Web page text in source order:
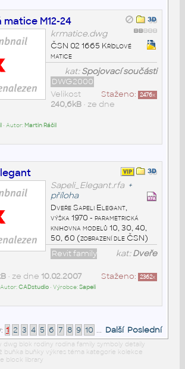
matice M12-24
krmatice.dwg
ČSN 02 1665 Křídlové
matice
kat:Spojovací součásti
DWG2000
Staženo: 2476x
Velikost
240,6kB• ze dne
• Autor: Martin Ráčil
Sapeli_Elegant.rfa +
příloha
Dveře Sapeli Elegant,
výška 1970 - parametrická
knihovna modelů 10, 30, 40,
50, 60 (zobrazení dle ČSN)
kat:Dveře
Revit family
Staženo: 2362x
• ze dne 10.02.2007
CADstudio• Výrobce:Sapeli
1 2 3 4 5 6 7 8 9 10 ... Další Poslední
dwg blok rodiny rodina family symboly detaily
buňka buňky výkres téma kategorie kolekce
block library